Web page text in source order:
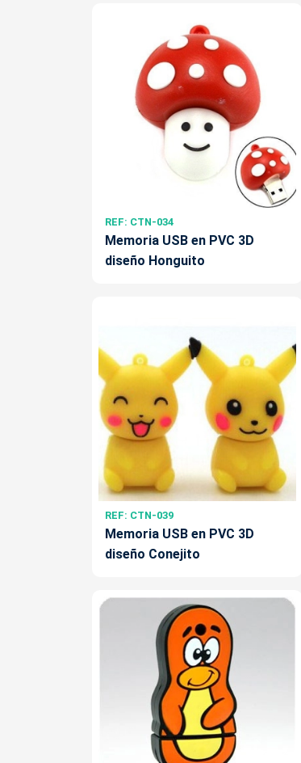
REF: CTN-034
Memoria USB en PVC 3D
diseño Honguito
REF: CTN-039
Memoria USB en PVC 3D
diseño Conejito